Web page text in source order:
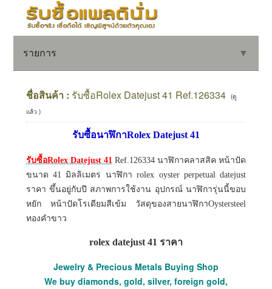
รายการ ▼
▼
ชื่อสินค้า : รับซื้อRolex Datejust 41 Ref.126334
(ดู
แล้ว )
รับซื้อนาฬิกาRolex Datejust 41
รับซื้อRolex Datejust 41Ref.126334 นาฬิกาคลาสสิค หน้าปัด
ขนาด 41 มิลลิเมตร นาฬิกา rolex oyster perpetual datejust
ราคา ขึ้นอยู่กับปี สภาพการใช้งาน อุปกรณ์ นาฬิการุ่นนี้ขอบ
หยัก หน้าปัดโรเดียมสีเข้ม วัสดุของสายนาฬิกาOystersteel
ทองคำขาว
rolex datejust 41 ราคา
Jewelry & Precious Metals Buying Shop
We buy diamonds, gold, silver, foreign gold,